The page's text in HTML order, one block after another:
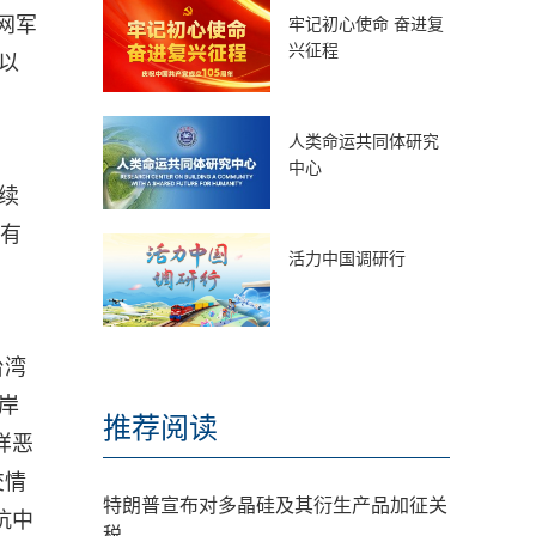
军
恶
情
中
牢记初心使命 奋进复
兴征程
人类命运共同体研究
中心
活力中国调研行
推荐阅读
特朗普宣布对多晶硅及其衍生产品加征关